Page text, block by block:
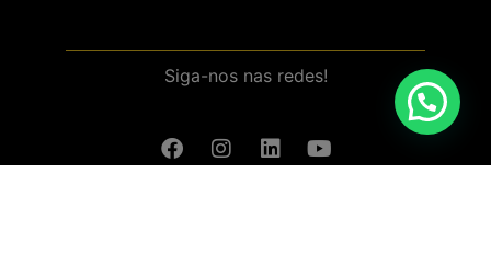
Siga-nos nas redes!